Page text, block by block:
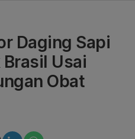
Daging Sapi
Usai
Obat